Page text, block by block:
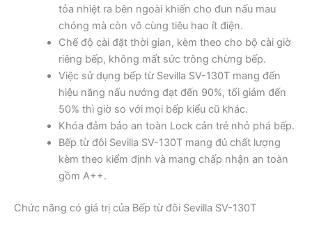
tỏa nhiệt ra bên ngoài khiến cho đun nấu mau
chóng mà còn vô cùng tiêu hao ít điện.
Chế độ cài đặt thời gian, kèm theo cho bộ cài giờ
riêng bếp, không mất sức trông chừng bếp.
Việc sử dụng bếp từ Sevilla SV-130T mang đến
hiệu năng nấu nướng đạt đến 90%, tối giảm đến
50% thì giờ so với mọi bếp kiểu cũ khác.
Khóa đảm bảo an toàn Lock cản trẻ nhỏ phá bếp.
Bếp từ đôi Sevilla SV-130T mang đủ chất lượng
kèm theo kiểm định và mang chấp nhận an toàn
gồm A++.
Chức năng có giá trị của Bếp từ đôi Sevilla SV-130T